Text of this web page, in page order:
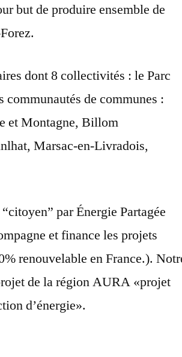
but de produire ensemble de
dont 8 collectivités : le Parc
de communes :
et Montagne, Billom
Marsac-en-Livradois,
par Énergie Partagée
et finance les projets
renouvelable en France.).
de la région AURA «projet
d’énergie».